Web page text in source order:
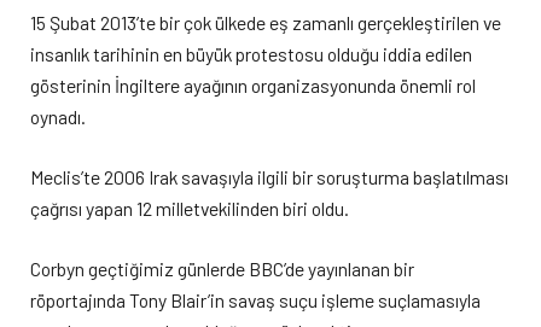
15 Şubat 2013’te bir çok ülkede eş zamanlı gerçekleştirilen ve
insanlık tarihinin en büyük protestosu olduğu iddia edilen
gösterinin İngiltere ayağının organizasyonunda önemli rol
oynadı.
Meclis’te 2006 Irak savaşıyla ilgili bir soruşturma başlatılması
çağrısı yapan 12 milletvekilinden biri oldu.
Corbyn geçtiğimiz günlerde BBC’de yayınlanan bir
röportajında Tony Blair’in savaş suçu işleme suçlamasıyla